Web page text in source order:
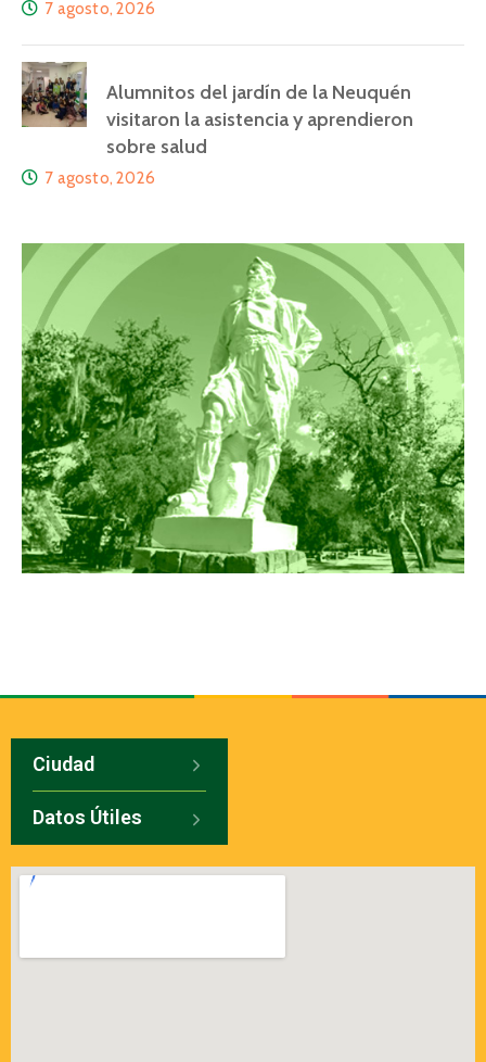
7 agosto, 2026
Alumnitos del jardín de la Neuquén
visitaron la asistencia y aprendieron
sobre salud
7 agosto, 2026
Ciudad
Datos Útiles